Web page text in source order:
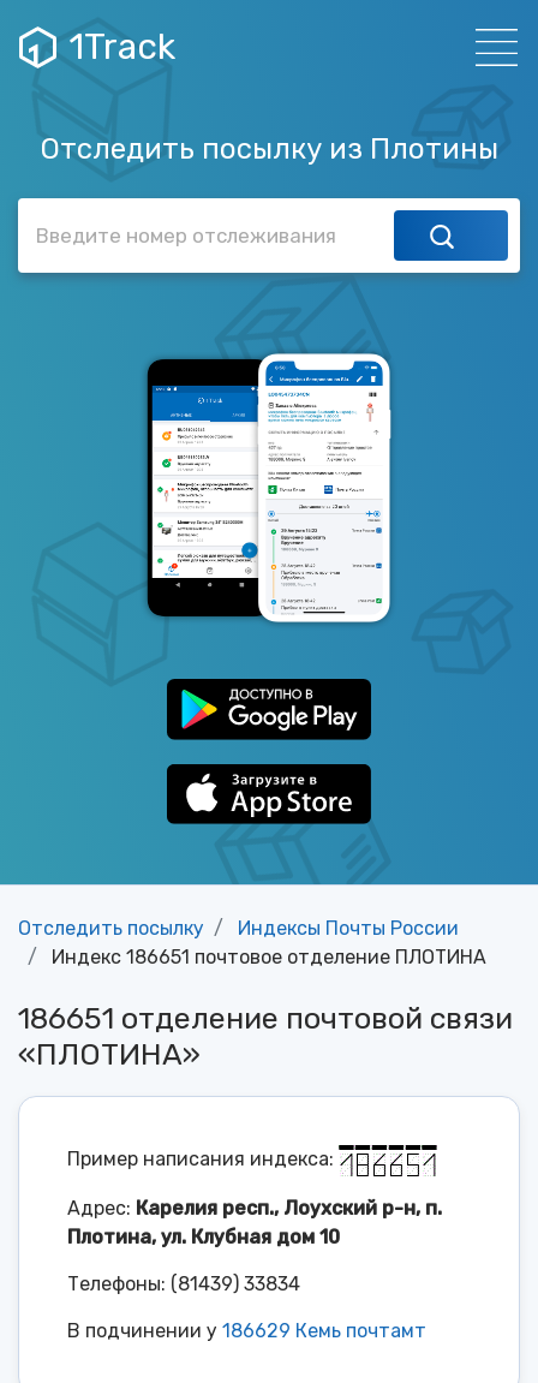
1Track
Отследить посылку из Плотины
Отследить посылку
Индексы Почты России
Индекс 186651 почтовое отделение ПЛОТИНА
186651 отделение почтовой связи
«ПЛОТИНА»
Пример написания индекса:
Адрес: Карелия респ., Лоухский р-н, п.
Плотина, ул. Клубная дом 10
Телефоны: (81439) 33834
В подчинении у 186629 Кемь почтамт